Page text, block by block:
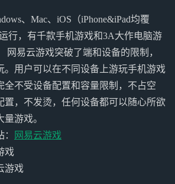
、Mac、iOS（iPhone&iPad均覆
行，有千款手机游戏和3A大作电脑游
网易云游戏突破了端和设备的限制，
。用户可以在不同设备上游玩手机游戏
全不受设备配置和容量限制，不占空
置，不发烫，任何设备都可以随心所欲
游戏。
网易云游戏
戏
游戏